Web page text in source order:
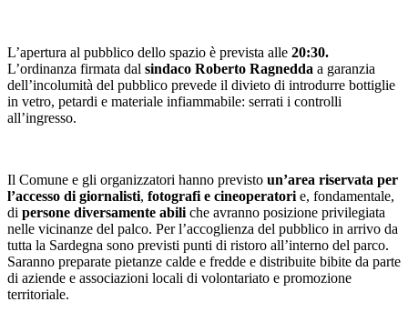
L’apertura al pubblico dello spazio è prevista alle 20:30.
L’ordinanza firmata dal sindaco Roberto Ragnedda a garanzia
dell’incolumità del pubblico prevede il divieto di introdurre bottiglie
in vetro, petardi e materiale infiammabile: serrati i controlli
all’ingresso.
Il Comune e gli organizzatori hanno previsto un’area riservata per
l’accesso di giornalisti, fotografi e cineoperatori e, fondamentale,
di persone diversamente abili che avranno posizione privilegiata
nelle vicinanze del palco. Per l’accoglienza del pubblico in arrivo da
tutta la Sardegna sono previsti punti di ristoro all’interno del parco.
Saranno preparate pietanze calde e fredde e distribuite bibite da parte
di aziende e associazioni locali di volontariato e promozione
territoriale.